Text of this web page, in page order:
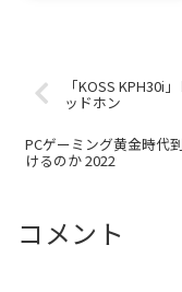
「KOSS KPH30i
ッドホン
PCゲーミング黄金時代
けるのか 2022
コメント